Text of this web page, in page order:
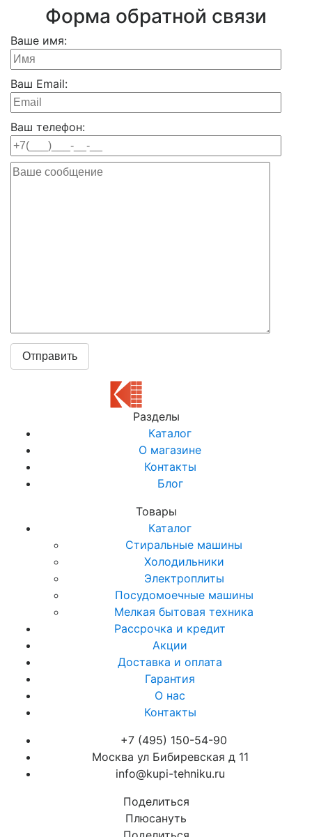
Форма обратной связи
Ваше имя:
Ваш Email:
Ваш телефон:
Разделы
Каталог
О магазине
Контакты
Блог
Товары
Каталог
Стиральные машины
Холодильники
Электроплиты
Посудомоечные машины
Мелкая бытовая техника
Рассрочка и кредит
Акции
Доставка и оплата
Гарантия
О нас
Контакты
+7 (495) 150-54-90
Москва ул Бибиревская д 11
info@kupi-tehniku.ru
Поделиться
Плюсануть